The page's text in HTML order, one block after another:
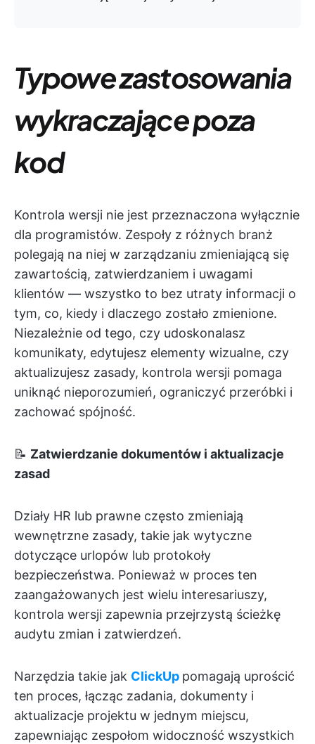
Typowe zastosowania
wykraczające poza
kod
Kontrola wersji nie jest przeznaczona wyłącznie
dla programistów. Zespoły z różnych branż
polegają na niej w zarządzaniu zmieniającą się
zawartością, zatwierdzaniem i uwagami
klientów — wszystko to bez utraty informacji o
tym, co, kiedy i dlaczego zostało zmienione.
Niezależnie od tego, czy udoskonalasz
komunikaty, edytujesz elementy wizualne, czy
aktualizujesz zasady, kontrola wersji pomaga
uniknąć nieporozumień, ograniczyć przeróbki i
zachować spójność.
📝 Zatwierdzanie dokumentów i aktualizacje
zasad
Działy HR lub prawne często zmieniają
wewnętrzne zasady, takie jak wytyczne
dotyczące urlopów lub protokoły
bezpieczeństwa. Ponieważ w proces ten
zaangażowanych jest wielu interesariuszy,
kontrola wersji zapewnia przejrzystą ścieżkę
audytu zmian i zatwierdzeń.
Narzędzia takie jak ClickUp pomagają uprościć
ten proces, łącząc zadania, dokumenty i
aktualizacje projektu w jednym miejscu,
zapewniając zespołom widoczność wszystkich